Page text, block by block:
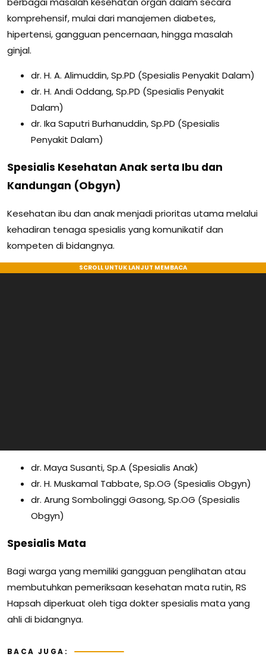
komprehensif, mulai dari manajemen diabetes,
hipertensi, gangguan pencernaan, hingga masalah
ginjal.
dr. H. A. Alimuddin, Sp.PD (Spesialis Penyakit Dalam)
dr. H. Andi Oddang, Sp.PD (Spesialis Penyakit
Dalam)
dr. Ika Saputri Burhanuddin, Sp.PD (Spesialis
Penyakit Dalam)
Spesialis Kesehatan Anak serta Ibu dan
Kandungan (Obgyn)
Kesehatan ibu dan anak menjadi prioritas utama melalui
kehadiran tenaga spesialis yang komunikatif dan
kompeten di bidangnya.
dr. Maya Susanti, Sp.A (Spesialis Anak)
dr. H. Muskamal Tabbate, Sp.OG (Spesialis Obgyn)
dr. Arung Sombolinggi Gasong, Sp.OG (Spesialis
Obgyn)
Spesialis Mata
Bagi warga yang memiliki gangguan penglihatan atau
membutuhkan pemeriksaan kesehatan mata rutin, RS
Hapsah diperkuat oleh tiga dokter spesialis mata yang
ahli di bidangnya.
BACA JUGA: